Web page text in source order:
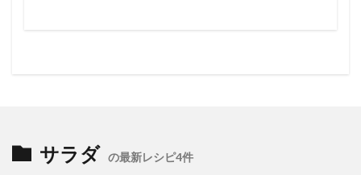
サラダ の最新レシピ4件